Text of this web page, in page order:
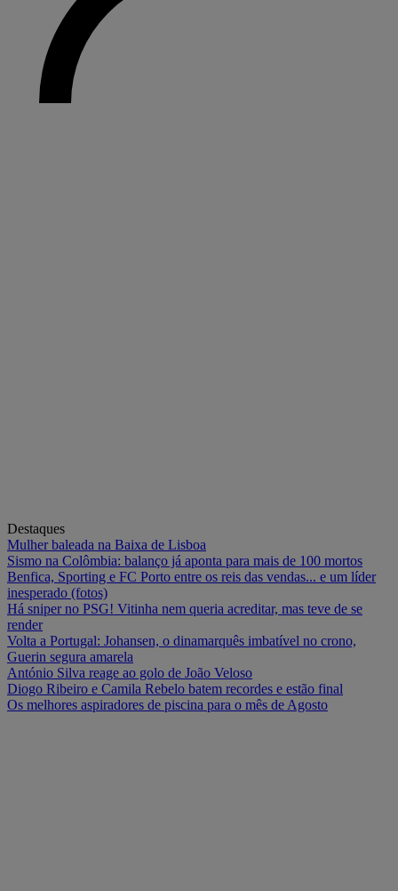
Destaques
Mulher baleada na Baixa de Lisboa
Sismo na Colômbia: balanço já aponta para mais de 100 mortos
Benfica, Sporting e FC Porto entre os reis das vendas... e um líder
inesperado (fotos)
Há sniper no PSG! Vitinha nem queria acreditar, mas teve de se
render
Volta a Portugal: Johansen, o dinamarquês imbatível no crono,
Guerin segura amarela
António Silva reage ao golo de João Veloso
Diogo Ribeiro e Camila Rebelo batem recordes e estão final
Os melhores aspiradores de piscina para o mês de Agosto